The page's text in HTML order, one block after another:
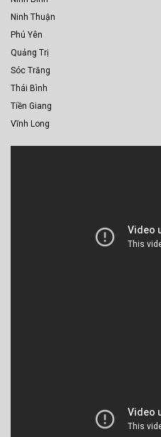
Ninh Thuận
Phú Yên
Quảng Trị
Sóc Trăng
Thái Bình
Tiền Giang
Vĩnh Long